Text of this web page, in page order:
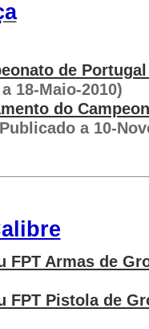
de
18-Maio-2010)
do
a 10-
FPT Armas de
FPT Pistola de